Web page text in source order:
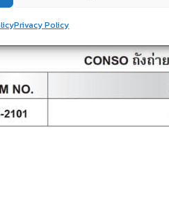
Privacy Policy